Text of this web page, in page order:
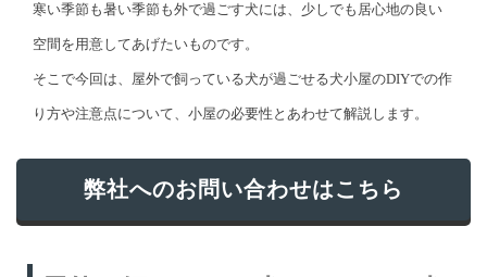
寒い季節も暑い季節も外で過ごす犬には、少しでも居心地の良い
空間を用意してあげたいものです。
そこで今回は、屋外で飼っている犬が過ごせる犬小屋のDIYでの作
り方や注意点について、小屋の必要性とあわせて解説します。
弊社へのお問い合わせはこちら